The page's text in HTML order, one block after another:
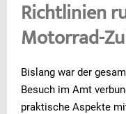
Richtlinien
Motorrad-
Bislang war der
Besuch im Amt
praktische Aspekte